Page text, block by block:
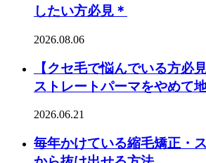
したい方必見＊
2026.08.06
【クセ毛で悩んでいる方必
ストレートパーマをやめて
2026.06.21
毎年かけている縮毛矯正・